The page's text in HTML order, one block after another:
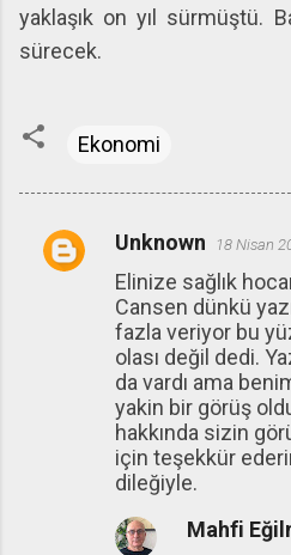
yaklaşık on yıl sürmüştü.
sürecek.
Ekonomi
Y
Unknown 18 Nisan
Elinize sağlık
Cansen dünkü
fazla veriyor bu
olası değil dedi.
da vardı ama
yakin bir görüş
hakkında sizin
için teşekkür
dileğiyle.
Mahfi